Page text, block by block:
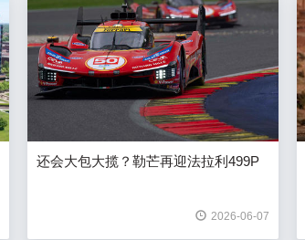
还会大包大揽？勒芒再迎法拉利499P
2026-06-07